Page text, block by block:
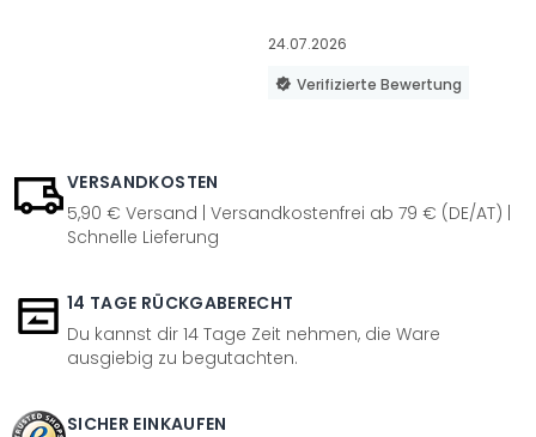
24.07.2026
Verifizierte Bewertung
VERSANDKOSTEN
5,90 € Versand | Versandkostenfrei ab 79 € (DE/AT) |
Schnelle Lieferung
14 TAGE RÜCKGABERECHT
Du kannst dir 14 Tage Zeit nehmen, die Ware
ausgiebig zu begutachten.
SICHER EINKAUFEN